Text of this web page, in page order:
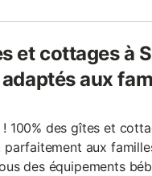
et cottages à
aux
100% des gîtes et
parfaitement aux
des équipements